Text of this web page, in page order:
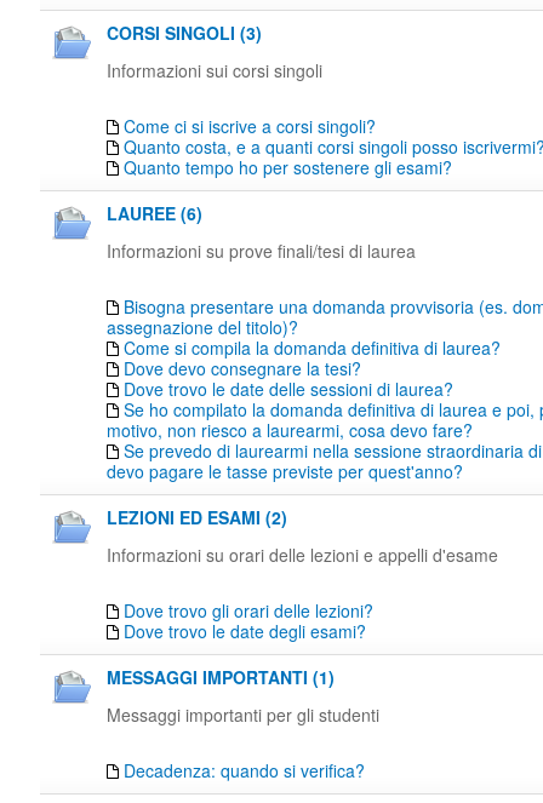
CORSI SINGOLI (3)
Informazioni sui corsi singoli
Come ci si iscrive a corsi singoli?
Quanto costa, e a quanti corsi singoli posso
Quanto tempo ho per sostenere gli esami?
LAUREE (6)
Informazioni su prove finali/tesi di laurea
Bisogna presentare una domanda provvisoria (es.
assegnazione del titolo)?
Come si compila la domanda definitiva di laurea?
Dove devo consegnare la tesi?
Dove trovo le date delle sessioni di laurea?
Se ho compilato la domanda definitiva di laurea e poi,
motivo, non riesco a laurearmi, cosa devo fare?
Se prevedo di laurearmi nella sessione straordinaria
devo pagare le tasse previste per quest'anno?
LEZIONI ED ESAMI (2)
Informazioni su orari delle lezioni e appelli d'esame
Dove trovo gli orari delle lezioni?
Dove trovo le date degli esami?
MESSAGGI IMPORTANTI (1)
Messaggi importanti per gli studenti
Decadenza: quando si verifica?